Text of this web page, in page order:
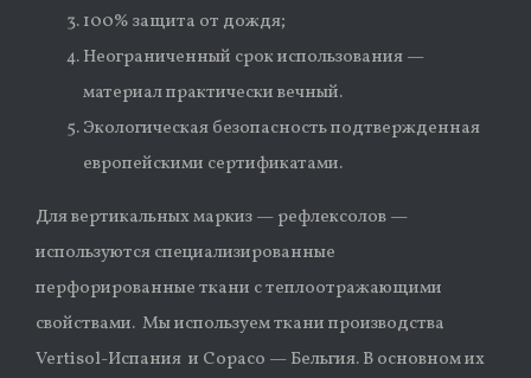
100% защита от дождя;
Неограниченный срок использования —
материал практически вечный.
Экологическая безопасность подтвержденная
европейскими сертификатами.
Для вертикальных маркиз — рефлексолов —
используются специализированные
перфорированные ткани с теплоотражающими
свойствами. Мы используем ткани производства
Vertisol-Испания и Сopaco — Бельгия. В основном их